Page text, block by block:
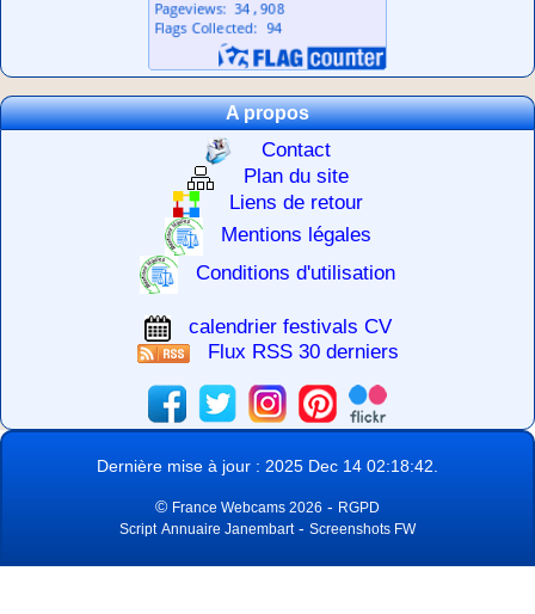
A propos
Contact
Plan du site
Liens de retour
Mentions légales
Conditions d'utilisation
calendrier festivals CV
Flux RSS 30 derniers
Dernière mise à jour : 2025 Dec 14 02:18:42.
© France Webcams 2026 - RGPD
Script Annuaire Janembart- Screenshots FW